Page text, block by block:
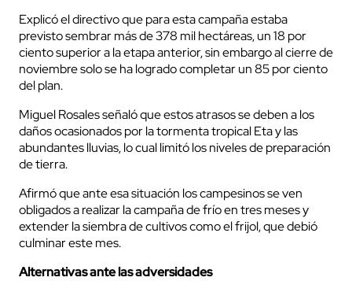
Explicó el directivo que para esta campaña estaba
previsto sembrar más de 378 mil hectáreas, un 18 por
ciento superior a la etapa anterior, sin embargo al cierre de
noviembre solo se ha logrado completar un 85 por ciento
del plan.
Miguel Rosales señaló que estos atrasos se deben a los
daños ocasionados por la tormenta tropical Eta y las
abundantes lluvias, lo cual limitó los niveles de preparación
de tierra.
Afirmó que ante esa situación los campesinos se ven
obligados a realizar la campaña de frío en tres meses y
extender la siembra de cultivos como el frijol, que debió
culminar este mes.
Alternativas ante las adversidades